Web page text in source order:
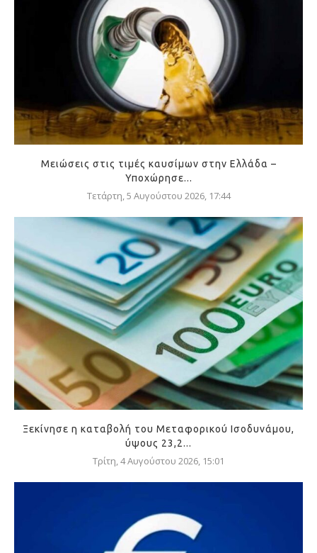
Μειώσεις στις τιμές καυσίμων στην Ελλάδα –
Υποχώρησε...
Τετάρτη, 5 Αυγούστου 2026, 17:44
Ξεκίνησε η καταβολή του Μεταφορικού Ισοδυνάμου,
ύψους 23,2...
Τρίτη, 4 Αυγούστου 2026, 15:01